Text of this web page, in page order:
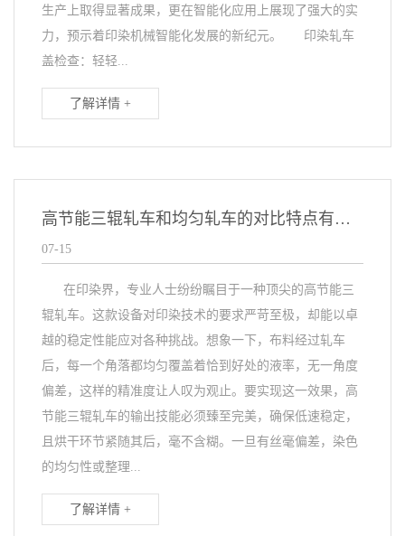
生产上取得显著成果，更在智能化应用上展现了强大的实
力，预示着印染机械智能化发展的新纪元。 印染轧车
盖检查：轻轻...
了解详情 +
高节能三辊轧车和均匀轧车的对比特点有哪些？
07-15
在印染界，专业人士纷纷瞩目于一种顶尖的高节能三
辊轧车。这款设备对印染技术的要求严苛至极，却能以卓
越的稳定性能应对各种挑战。想象一下，布料经过轧车
后，每一个角落都均匀覆盖着恰到好处的液率，无一角度
偏差，这样的精准度让人叹为观止。要实现这一效果，高
节能三辊轧车的输出技能必须臻至完美，确保低速稳定，
且烘干环节紧随其后，毫不含糊。一旦有丝毫偏差，染色
的均匀性或整理...
了解详情 +